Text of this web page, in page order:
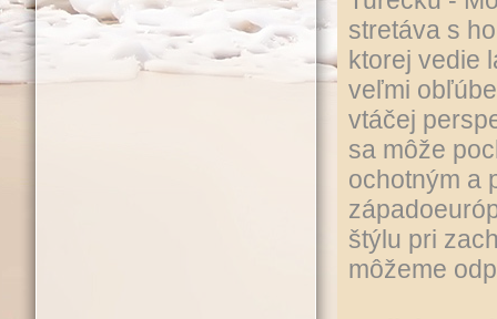
stretáva s
ktorej vedie
veľmi
vtáčej
sa môže
ochotným a
štýlu pri
môžeme